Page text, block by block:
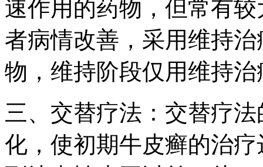
速作用的药物，但常有
者病情改善，采用维持
物，维持阶段仅用维持
三、交替疗法：交替疗
化，使初期牛皮癣的治